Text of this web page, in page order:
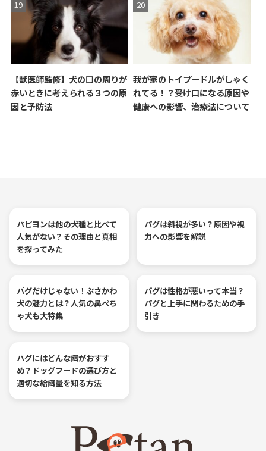
【獣医師監修】犬の口の周りが
赤いときに考えられる３つの原
因と予防法
我が家のトイプードルがしゃく
れてる！？受け口になる原因や
健康への影響、治療法について
パピヨンは他の犬種と比べて
人気がない？その理由と真相
を探ってみた
パグは斜視が多い？原因や視
力への影響を解説
パグだけじゃない！ぶさかわ
犬の魅力とは？人気の鼻ぺち
ゃ犬も大特集
パグは性格が悪いって本当？
パグと上手に関わるための手
引き
パグにはどんな餌がおすす
め？ドッグフードの選び方と
適切な給餌量を知る方法